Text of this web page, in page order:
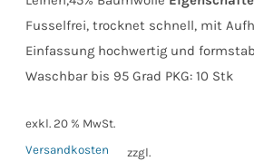
Fusselfrei, trocknet schnell, mit
Einfassung hochwertig und
Waschbar bis 95 Grad PKG: 10 Stk
exkl. 20 % MwSt.
zzgl.
Versandkosten